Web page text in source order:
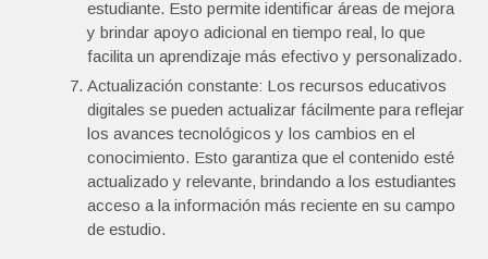
estudiante. Esto permite identificar áreas de mejora
y brindar apoyo adicional en tiempo real, lo que
facilita un aprendizaje más efectivo y personalizado.
Actualización constante: Los recursos educativos
digitales se pueden actualizar fácilmente para reflejar
los avances tecnológicos y los cambios en el
conocimiento. Esto garantiza que el contenido esté
actualizado y relevante, brindando a los estudiantes
acceso a la información más reciente en su campo
de estudio.